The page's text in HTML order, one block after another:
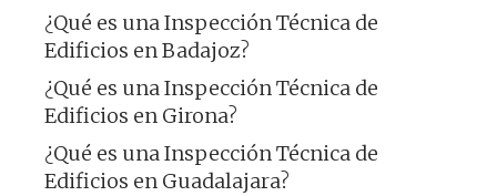
¿Qué es una Inspección Técnica de
Edificios en Badajoz?
¿Qué es una Inspección Técnica de
Edificios en Girona?
¿Qué es una Inspección Técnica de
Edificios en Guadalajara?